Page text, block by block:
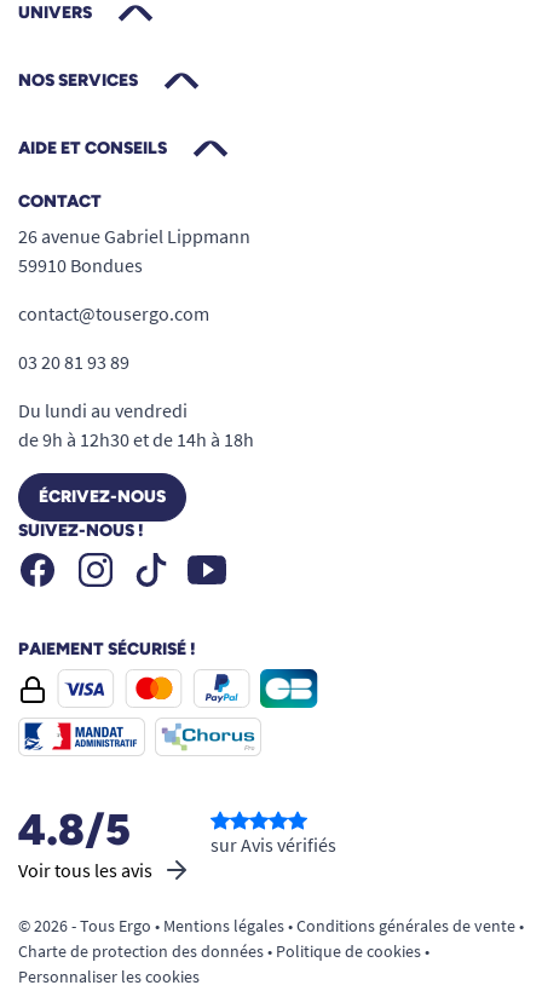
UNIVERS
NOS SERVICES
AIDE ET CONSEILS
CONTACT
26 avenue Gabriel Lippmann
59910 Bondues
contact@tousergo.com
03 20 81 93 89
Du lundi au vendredi
de 9h à 12h30 et de 14h à 18h
ÉCRIVEZ-NOUS
SUIVEZ-NOUS !
FacebookInstagramTiktok Youtube
PAIEMENT SÉCURISÉ !
4.8/5
Voir tous les avis
sur Avis vérifiés
© 2026 - Tous Ergo • Mentions légales•Conditions générales de vente•
Charte de protection des données• Politique de cookies•
Personnaliser les cookies